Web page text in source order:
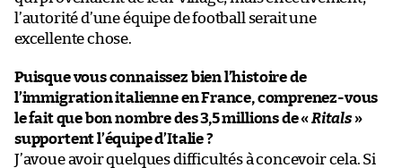
l’autorité d’une équipe de football serait une
excellente chose.
Puisque vous connaissez bien l’histoire de
l’immigration italienne en France, comprenez-vous
le fait que bon nombre des 3,5 millions de «Ritals»
supportent l’équipe d’Italie ?
J’avoue avoir quelques difficultés à concevoir cela. Si